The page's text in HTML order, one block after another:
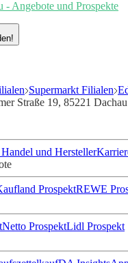
- Angebote und Prospekte
Supermarkt Filialen
Straße 19, 85221
und Hersteller
ProspektREWE
Netto ProspektLidl Prospekt